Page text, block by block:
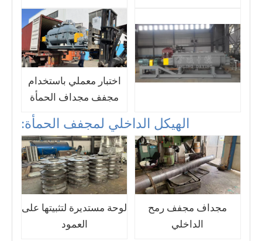
اختبار معملي باستخدام
مجفف مجداف الحمأة
الهيكل الداخلي لمجفف الحمأة:
مجداف مجفف رمح
الداخلي
لوحة مستديرة لتثبيتها على
العمود